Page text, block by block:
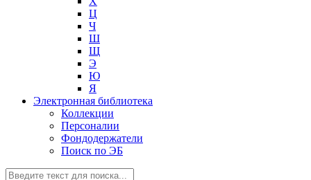
Ц
Ч
Ш
Щ
Э
Ю
Я
Электронная библиотека
Коллекции
Персоналии
Фондодержатели
Поиск по ЭБ